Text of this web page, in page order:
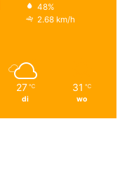
48%
2.68 km/h
27 ℃
di
31 ℃
wo